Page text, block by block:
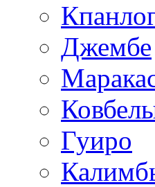
Джембе
Гуиро